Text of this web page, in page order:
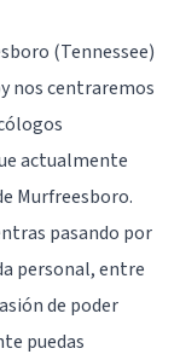
(Tennessee)
nos centraremos
actualmente
Murfreesboro.
pasando por
personal, entre
de poder
puedas